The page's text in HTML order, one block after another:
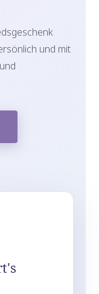
und mit